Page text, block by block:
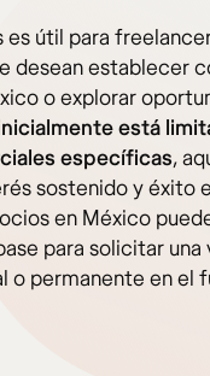
es útil para
desean establecer
o explorar
está
específicas,
sostenido y éxito
en México
para solicitar una
o permanente en el